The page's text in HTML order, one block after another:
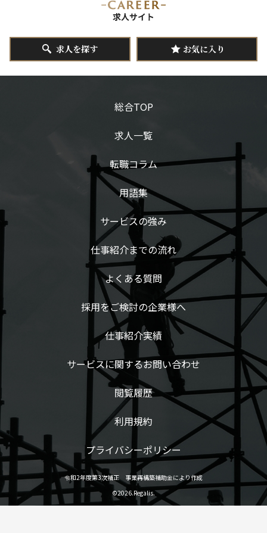
求人を探す お気に入り
総合TOP
求人一覧
転職コラム
用語集
サービスの強み
仕事紹介までの流れ
よくある質問
採用をご検討の企業様へ
仕事紹介実績
サービスに関するお問い合わせ
閲覧履歴
利用規約
プライバシーポリシー
令和2年度第3次補正 事業再構築補助金により作成
©2026.Regalis.